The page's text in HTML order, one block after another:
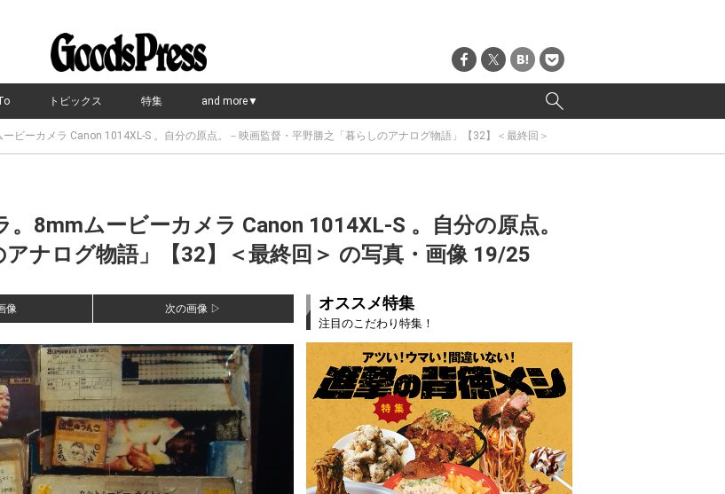
トピックス 特集 and more▼
ビーカメラ Canon 1014XL-S 。自分の原点。－映画監督・平野勝之「暮らしのアナログ物語」【32】＜最終回＞
8mmムービーカメラ Canon 1014XL-S 。自分の原点。
ナログ物語」【32】＜最終回＞ の写真・画像 19/25
像 次の画像 ▷ オススメ特集
注目のこだわり特集！